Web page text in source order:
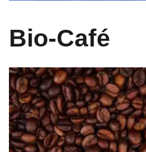
Bio-Café